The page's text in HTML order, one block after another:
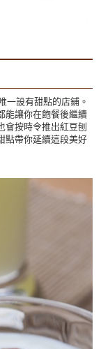
設有甜點的店鋪。
能讓你在飽餐後繼續
會按時令推出紅豆刨
點帶你延續這段美好